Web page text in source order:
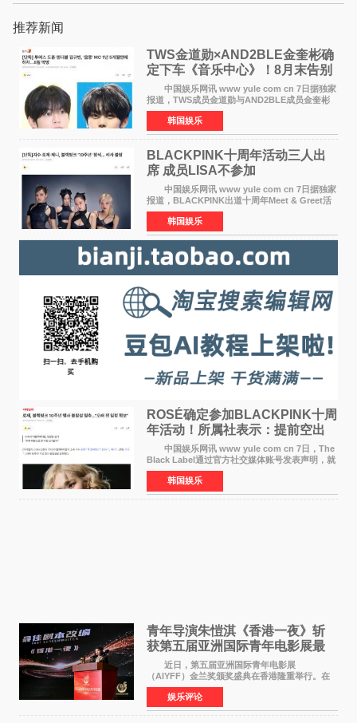
推荐新闻
TWS金道勋×AND2BLE金奎彬确
定下车《音乐中心》！8月末告别
MC席位
中国娱乐网讯 www yule com cn 7日据独家
报道，TWS成员金道勋与AND2BLE成员金奎彬
将于8月离开《音乐中心》MC的位置。 金道
勋与金奎彬于去年3月与H2H A-NA一起被选为
《音乐中心》MC，约1
韩国娱乐
BLACKPINK十周年活动三人出
席 成员LISA不参加
中国娱乐网讯 www yule com cn 7日据独家
报道，BLACKPINK出道十周年Meet & Greet活
动将由智秀、ROS&Eacute;、JENNIE出席，
LISA将缺席。 此前BLACKPINK所属社YG并
未为组合出道十周年做
韩国娱乐
ROSÉ确定参加BLACKPINK十周
年活动！所属社表示：提前空出
了时间
中国娱乐网讯 www yule com cn 7日，The
Black Label通过官方社交媒体账号发表声明，就
近期网络上关于ROS&Eacute;个人行程及是否参
加BLACKPINK出道纪念活动的种种猜测作出正
式回应。 Th
韩国娱乐
青年导演朱愷淇《香港一夜》斩
获第五届亚洲国际青年电影展最
佳剧本改编奖
近日，第五届亚洲国际青年电影展
（AIYFF）金兰奖颁奖盛典在香港隆重举行。在
这场汇聚数百位海内外电影人、文化界人士及媒
体代表的亚洲青年影视盛会上，香港本土电影
《香港一夜》（Dawn in Ho
娱乐评论